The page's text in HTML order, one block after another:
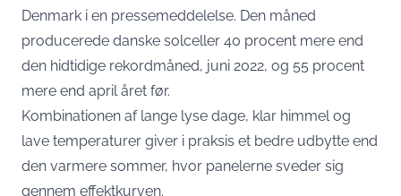
Denmark i en pressemeddelelse. Den måned
producerede danske solceller 40 procent mere end
den hidtidige rekordmåned, juni 2022, og 55 procent
mere end april året før.
Kombinationen af lange lyse dage, klar himmel og
lave temperaturer giver i praksis et bedre udbytte end
den varmere sommer, hvor panelerne sveder sig
gennem effektkurven.